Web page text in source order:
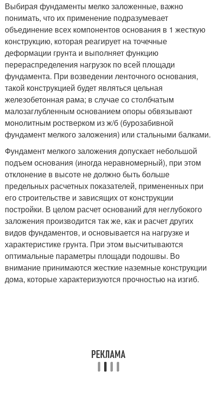
Выбирая фундаменты мелко заложенные, важно
понимать, что их применение подразумевает
объединение всех компонентов основания в 1 жесткую
конструкцию, которая реагирует на точечные
деформации грунта и выполняет функцию
перераспределения нагрузок по всей площади
фундамента. При возведении ленточного основания,
такой конструкцией будет являться цельная
железобетонная рама; в случае со столбчатым
малозаглубленным основанием опоры обвязывают
монолитным ростверком из ж/б (бурозабивной
фундамент мелкого заложения) или стальными балками.
Фундамент мелкого заложения допускает небольшой
подъем основания (иногда неравномерный), при этом
отклонение в высоте не должно быть больше
предельных расчетных показателей, примененных при
его строительстве и зависящих от конструкции
постройки. В целом расчет оснований для неглубокого
заложения производится так же, как и расчет других
видов фундаментов, и основывается на нагрузке и
характеристике грунта. При этом высчитываются
оптимальные параметры площади подошвы. Во
внимание принимаются жесткие наземные конструкции
дома, которые характеризуются прочностью на изгиб.